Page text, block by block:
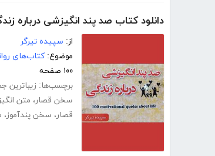
دانلود کتاب صد پند انگیزشی درباره
از: سپیده تیرگر
موضوع: کتاب‌های
۱۰۰ صفحه
برچسب‌ها: زیباترین
سخن قصار، متن
قصار، سخن پندآموز،